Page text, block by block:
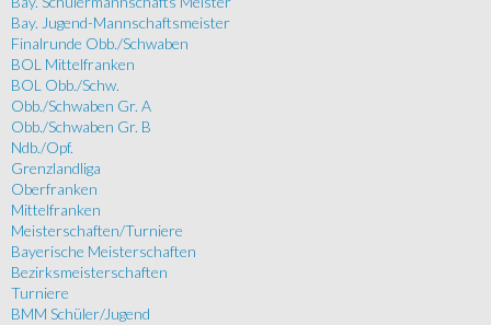
Bay. Jugend-Mannschaftsmeister
Finalrunde Obb./Schwaben
BOL Mittelfranken
BOL Obb./Schw.
Obb./Schwaben Gr. A
Obb./Schwaben Gr. B
Ndb./Opf.
Grenzlandliga
Oberfranken
Mittelfranken
Meisterschaften/Turniere
Bayerische Meisterschaften
Bezirksmeisterschaften
Turniere
BMM Schüler/Jugend